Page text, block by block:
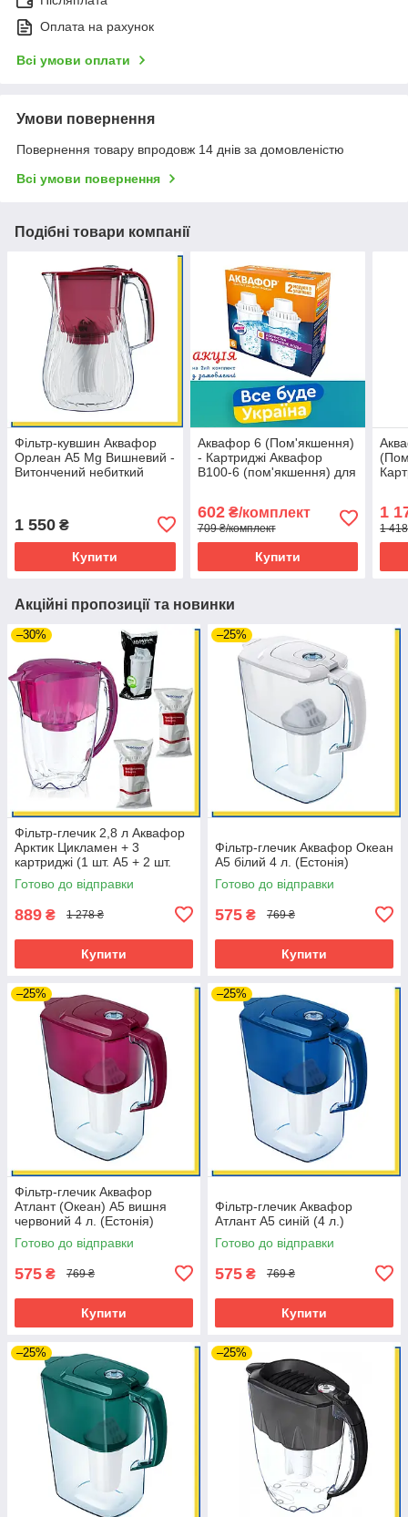
Оплата на рахунок
Всі умови оплати
Умови повернення
Повернення товару впродовж 14 днів за домовленістю
Всі умови повернення
Подібні товари компанії
Фільтр-кувшин Аквафор
Орлеан A5 Mg Вишневий -
Витончений небиткий
1 550 ₴
Купити
Аквафор 6 (Пом'якшення)
- Картриджі Аквафор
В100-6 (пом'якшення) для
602₴/комплект
709 ₴/комплект
Купити
(4
1
1
Акційні пропозиції та новинки
–30%
Фільтр-глечик 2,8 л Аквафор
Арктик Цикламен + 3
картриджі (1 шт. А5 + 2 шт.
Ecosoft)
Готово до відправки
889 ₴ 1 278 ₴
Купити
–25%
Фільтр-глечик Аквафор Океан
А5 білий 4 л. (Естонія)
Готово до відправки
575 ₴ 769 ₴
Купити
–25%
Фільтр-глечик Аквафор
Атлант (Океан) А5 вишня
червоний 4 л. (Естонія)
Готово до відправки
575 ₴ 769 ₴
Купити
–25%
Фільтр-глечик Аквафор
Атлант А5 синій (4 л.)
Готово до відправки
575 ₴ 769 ₴
Купити
–25% –25%